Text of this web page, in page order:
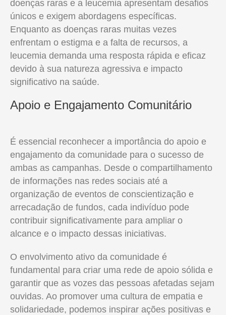
doenças raras e a leucemia apresentam desafios
únicos e exigem abordagens específicas.
Enquanto as doenças raras muitas vezes
enfrentam o estigma e a falta de recursos, a
leucemia demanda uma resposta rápida e eficaz
devido à sua natureza agressiva e impacto
significativo na saúde.
Apoio e Engajamento Comunitário
É essencial reconhecer a importância do apoio e
engajamento da comunidade para o sucesso de
ambas as campanhas. Desde o compartilhamento
de informações nas redes sociais até a
organização de eventos de conscientização e
arrecadação de fundos, cada indivíduo pode
contribuir significativamente para ampliar o
alcance e o impacto dessas iniciativas.
O envolvimento ativo da comunidade é
fundamental para criar uma rede de apoio sólida e
garantir que as vozes das pessoas afetadas sejam
ouvidas. Ao promover uma cultura de empatia e
solidariedade, podemos inspirar ações positivas e